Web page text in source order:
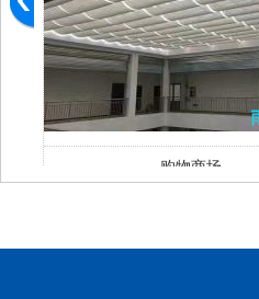
购物商场